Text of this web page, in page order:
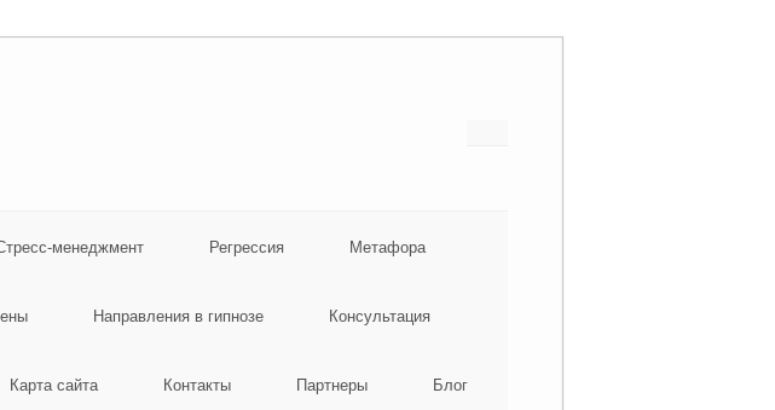
менеджмент Регрессия Метафора
Направления в гипнозе Консультация
Карта сайта Контакты Партнеры Блог